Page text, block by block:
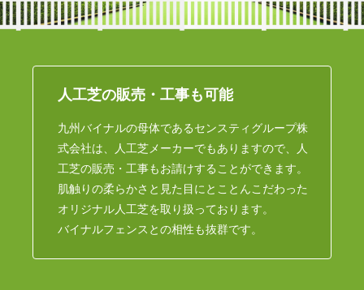
人工芝の販売・工事も可能
九州バイナルの母体であるセンスティグループ株
式会社は、人工芝メーカーでもありますので、人
工芝の販売・工事もお請けすることができます。
肌触りの柔らかさと見た目にとことんこだわった
オリジナル人工芝を取り扱っております。
バイナルフェンスとの相性も抜群です。